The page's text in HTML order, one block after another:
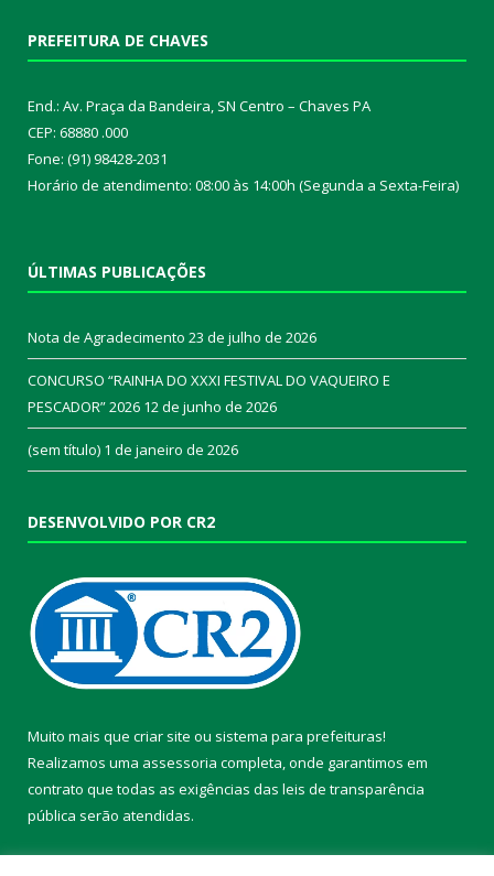
PREFEITURA DE CHAVES
End.: Av. Praça da Bandeira, SN Centro – Chaves PA
CEP: 68880 .000
Fone: (91) 98428-2031
Horário de atendimento: 08:00 às 14:00h (Segunda a Sexta-Feira)
ÚLTIMAS PUBLICAÇÕES
Nota de Agradecimento 23 de julho de 2026
CONCURSO “RAINHA DO XXXI FESTIVAL DO VAQUEIRO E
PESCADOR” 2026 12 de junho de 2026
(sem título) 1 de janeiro de 2026
DESENVOLVIDO POR CR2
Muito mais que criar site ou sistema para prefeituras!
Realizamos uma assessoria completa, onde garantimos em
contrato que todas as exigências das leis de transparência
pública serão atendidas.